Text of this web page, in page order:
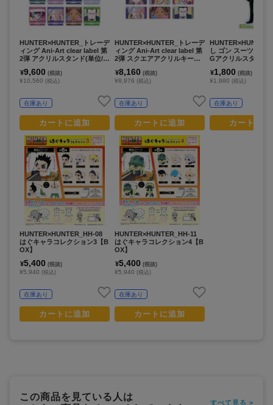
HUNTER×HUNTER_トレーデ
ィング Ani-Art clear label 第
2弾 アクリルスタンド(単位/B
¥9,600 (税抜)
¥10,560 (税込)
在庫あり
カートに追加
HUNTER×HUNTER_HH-08
はぐキャラコレクション3【B
OX】
¥5,400 (税抜)
¥5,940 (税込)
在庫あり
カートに追加
HUNTER×HUNTER_トレーデ
ィング Ani-Art clear label 第
2弾 スクエアアクリルキーホ
¥8,160 (税抜)
¥8,976 (税込)
在庫あり
カートに追加
HUNTER×HUNTER_HH-11
はぐキャラコレクション4【B
OX】
¥5,400 (税抜)
¥5,940 (税込)
在庫あり
カートに追加
し ゴン スーツ(戦闘
Gアクリルスタンド
¥1,800 (税抜)
¥1,980 (税込)
在庫あり
カートに
この商品を見ている人は
すべて見る >